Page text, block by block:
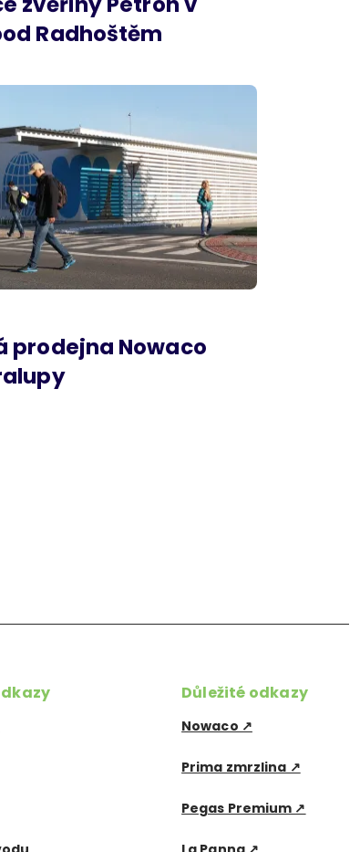
Radhoštěm
prodejna Nowaco
Důležité odkazy
Nowaco ↗
Prima zmrzlina ↗
Pegas Premium ↗